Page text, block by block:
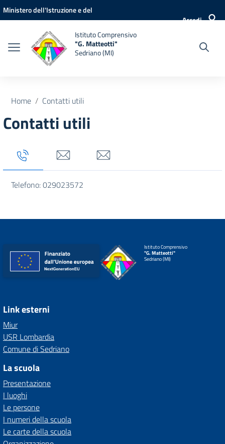
Vai ai contenuti
Vai al menu di navigazione
Vai al footer
Ministero dell'Istruzione e del
Accedi
Istituto Comprensivo
"G. Matteotti"
Sedriano (MI)
Home Contatti utili
Contatti utili
Tab titolo 1Tab titolo 3Tab titolo 4
Telefono: 029023572
Istituto Comprensivo
"G. Matteotti"
Sedriano (MI)
Link esterni
Miur
USR Lombardia
Comune di Sedriano
La scuola
Presentazione
I luoghi
Le persone
I numeri della scuola
Le carte della scuola